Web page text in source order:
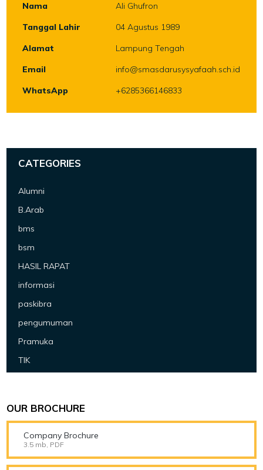
Nama
Ali Ghufron
Tanggal Lahir
04 Agustus 1989
Alamat
Lampung Tengah
Email
info@smasdarusysyafaah.sch.id
WhatsApp
+6285366146833
CATEGORIES
Alumni
B.Arab
bms
bsm
HASIL RAPAT
informasi
paskibra
pengumuman
Pramuka
TIK
OUR BROCHURE
Company Brochure
3.5 mb, PDF